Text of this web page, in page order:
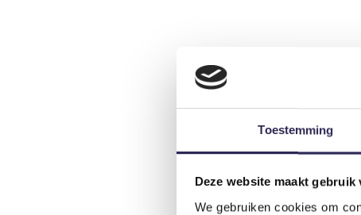
Toestemming
Deze website maakt gebruik
We gebruiken cookies om